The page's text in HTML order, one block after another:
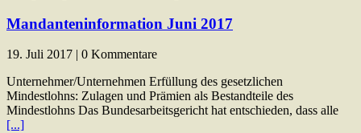
Mandanteninformation Juni 2017
19. Juli 2017 | 0 Kommentare
Unternehmer/Unternehmen Erfüllung des gesetzlichen
Mindestlohns: Zulagen und Prämien als Bestandteile des
Mindestlohns Das Bundesarbeitsgericht hat entschieden, dass alle
[...]